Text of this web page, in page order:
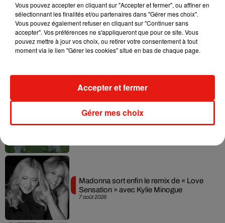
34 32 57.
Musique
Julien Lieb s’essaye à la vie de chatelain
dans son nouveau clip
7 août 2026
Madonna sort enfin le remix de « Love
Sensation » avec Kylie Minogue
Vous pouvez accepter en cliquant sur "Accepter et fermer", ou affiner en
sélectionnant les finalités et/ou partenaires dans "Gérer mes choix".
Vous pouvez également refuser en cliquant sur "Continuer sans
accepter". Vos préférences ne s'appliqueront que pour ce site. Vous
pouvez mettre à jour vos choix, ou retirer votre consentement à tout
moment via le lien "Gérer les cookies" situé en bas de chaque page.
Gérer mes choix
Accepter et fermer